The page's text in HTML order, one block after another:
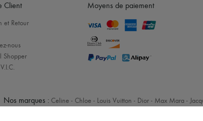
Client
et Retour
nous
Shopper
Moyens de paiement
Nos marques : Celine - Chloe - Louis Vuitton - Dior- Max Mara-